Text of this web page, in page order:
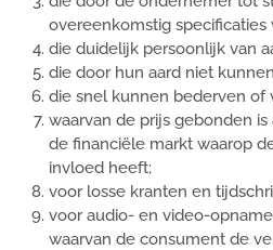
overeenkomstig specificaties
die duidelijk persoonlijk van
die door hun aard niet
die snel kunnen bederven of
waarvan de prijs gebonden
de financiële markt waarop
invloed heeft;
voor losse kranten en
voor audio- en video-
waarvan de consument de